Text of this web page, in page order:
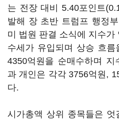
는 전장 대비 5.40포인트
발해 장 초반 트럼프 행정
미 법원 판결 소식에 지수가
수세가 유입되며 상승 흐
4350억원을 순매수하며 지
과 개인은 각각 3756억원,
다.
시가총액 상위 종목들은 엇